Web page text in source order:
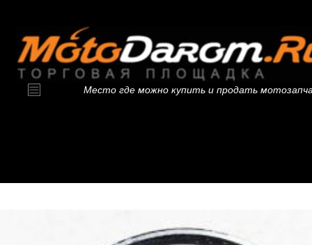
Место где можно купить и продать